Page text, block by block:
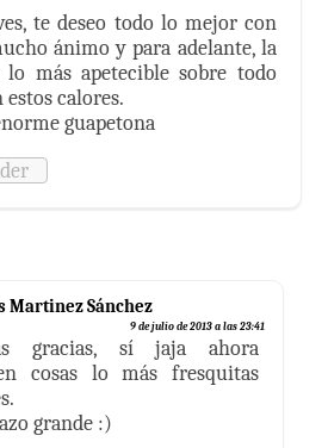
te deseo todo lo mejor con
ánimo y para adelante, la
lo más apetecible sobre todo
estos calores.
guapetona
Martinez Sánchez
9 de julio de 2013 a las 23:41
gracias, sí jaja ahora
cosas lo más fresquitas
grande :)